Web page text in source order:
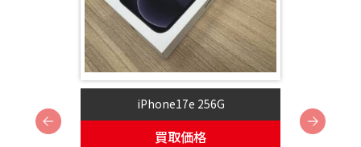
iPhone17e 256G
買取価格
Next